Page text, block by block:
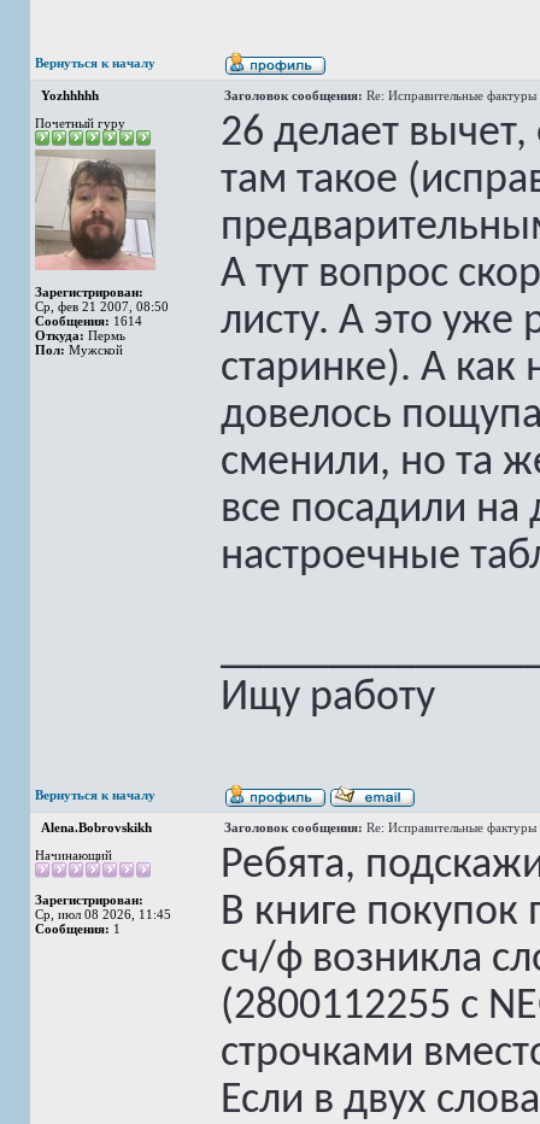
Вернуться к началу
Yozhhhhh Заголовок сообщения: Re: Исправительные фактуры
Почетный гуру
Зарегистрирован:
Ср, фев 21 2007, 08:50
Сообщения: 1614
Откуда: Пермь
Пол: Мужской
26 делает
там такое
А тут вопрос
листу. А это уже
старинке). А как
довелось
сменили, но та
все посадили на
настроечные
Ищу работу
Вернуться к началу
Alena.Bobrovskikh Заголовок сообщения: Re: Исправительные фактуры
Начинающий
Зарегистрирован:
Ср, июл 08 2026, 11:45
Сообщения: 1
Ребята,
В книге
сч/ф возникла
(2800112255 с
строчками
Если в двух